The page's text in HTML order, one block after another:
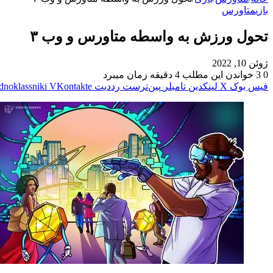
بازیمتاورس
تحول ورزش به واسطه متاورس و وب ۳
ژوئن 10, 2022
0
خواندن این مطلب 4 دقیقه زمان میبرد
فیس بوک X لینکدین ‫تامبلر ‫پین‌ترست ‫رددیت ‫VKontakte